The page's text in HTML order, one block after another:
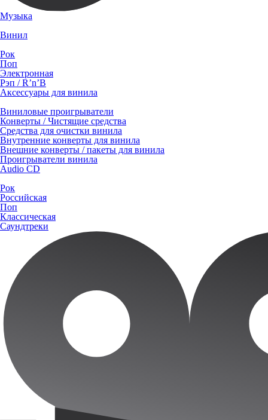
Музыка
Винил
Рок
Поп
Электронная
Рэп / R’n’B
Аксессуары для винила
Виниловые проигрыватели
Конверты / Чистящие средства
Средства для очистки винила
Внутренние конверты для винила
Внешние конверты / пакеты для винила
Проигрыватели винила
Audio CD
Рок
Российская
Поп
Классическая
Саундтреки